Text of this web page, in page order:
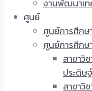
งานพัฒนาเท
ศูนย์
ศูนย์การศึกษ
ศูนย์การศึกษ
สาขาวิ
ประดิษฐ์
สาขาวิ